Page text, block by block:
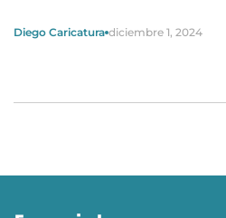
Diego Caricatura diciembre 1, 2024